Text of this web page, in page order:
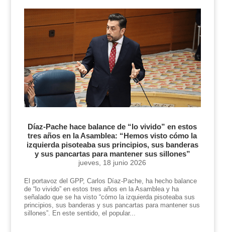
Díaz-Pache hace balance de “lo vivido” en estos
tres años en la Asamblea: “Hemos visto cómo la
izquierda pisoteaba sus principios, sus banderas
y sus pancartas para mantener sus sillones”
jueves, 18 junio 2026
El portavoz del GPP, Carlos Díaz-Pache, ha hecho balance
de “lo vivido” en estos tres años en la Asamblea y ha
señalado que se ha visto “cómo la izquierda pisoteaba sus
principios, sus banderas y sus pancartas para mantener sus
sillones”. En este sentido, el popular...